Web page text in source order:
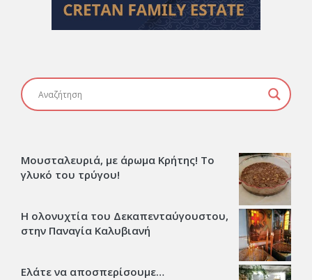
Μουσταλευριά, με άρωμα Κρήτης! Το
γλυκό του τρύγου!
Η ολονυχτία του Δεκαπενταύγουστου,
στην Παναγία Καλυβιανή
Ελάτε να αποσπερίσουμε…